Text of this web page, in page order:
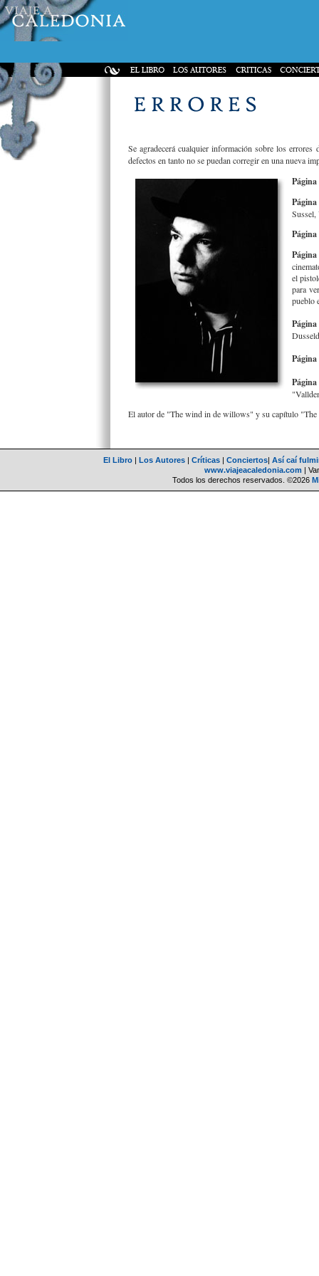
Se agradecerá cualquier información sobre los errores
defectos en tanto no se puedan corregir en una nueva
Página
Página
el
para
pueblo
Página
Página
El autor de "The wind in de willows" y su capítulo
El Libro | Los Autores | Críticas | Conciertos| Así caí
www.viajeacaledonia.com |
Todos los derechos reservados. ©2026